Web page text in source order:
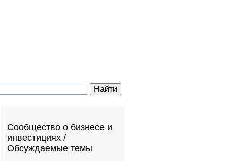
Сообщество о бизнесе и
инвестициях /
Обсуждаемые темы